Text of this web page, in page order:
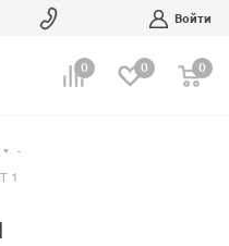
Войти
0 0 0
1